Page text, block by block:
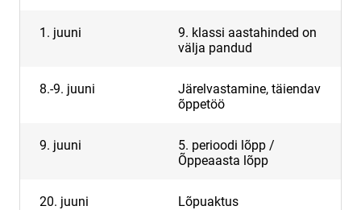
1. juuni
9. klassi aastahinded on
välja pandud
8.-9. juuni
Järelvastamine, täiendav
õppetöö
9. juuni
5. perioodi lõpp /
Õppeaasta lõpp
20. juuni Lõpuaktus